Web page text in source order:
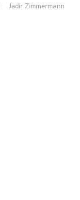
Author
Jadir Zimmermann